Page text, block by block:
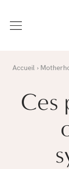
Accueil
Ces